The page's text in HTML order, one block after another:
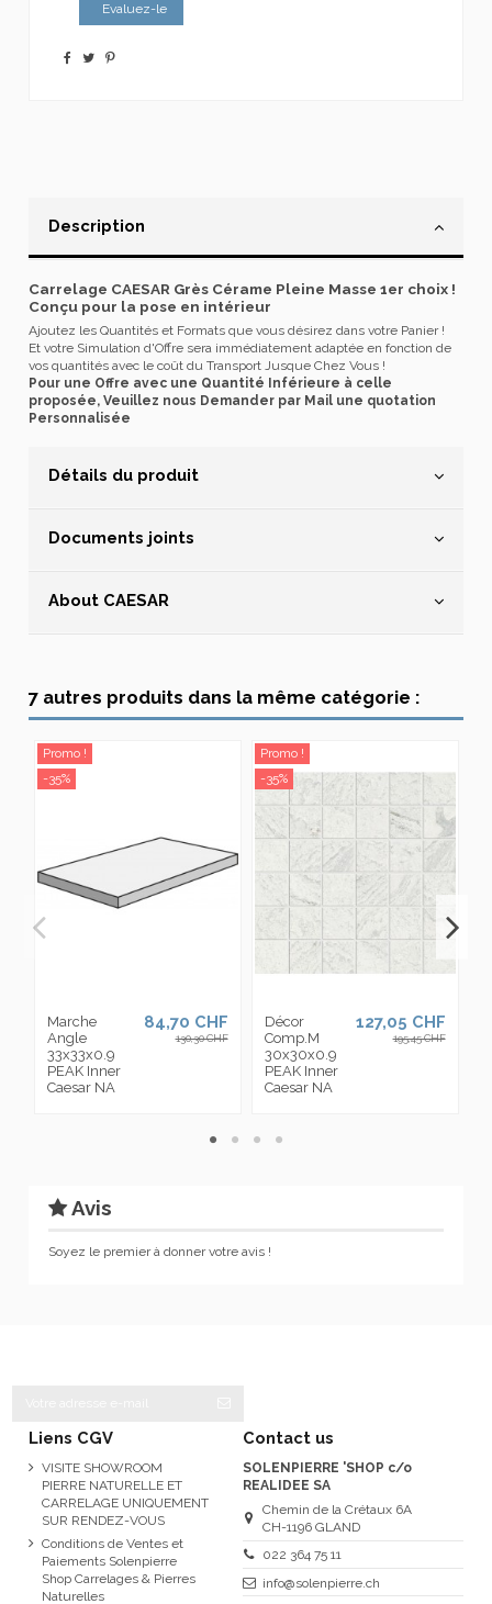
Evaluez-le
Description
Carrelage CAESAR Grès Cérame Pleine Masse 1er choix !
Conçu pour la pose en intérieur
Ajoutez les Quantités et Formats que vous désirez dans votre Panier !
Et votre Simulation d'Offre sera immédiatement adaptée en fonction de
vos quantités avec le coût du Transport Jusque Chez Vous !
Pour une Offre avec une Quantité Inférieure à celle
proposée, Veuillez nous Demander par Mail une quotation
Personnalisée
Détails du produit
Documents joints
About CAESAR
7 autres produits dans la même catégorie :
Promo !
-35%
Marche
Angle
33x33x0.9
PEAK Inner
Caesar NA
84,70 CHF
130,30 CHF
Promo !
-35%
Décor
Comp.M
30x30x0.9
PEAK Inner
Caesar NA
127,05 CHF
195,45 CHF
Avis
Soyez le premier à donner votre avis !
Liens CGV
VISITE SHOWROOM
PIERRE NATURELLE ET
CARRELAGE UNIQUEMENT
SUR RENDEZ-VOUS
Conditions de Ventes et
Paiements Solenpierre
Shop Carrelages & Pierres
Naturelles
Contact us
SOLENPIERRE 'SHOP c/o
REALIDEE SA
Chemin de la Crétaux 6A
CH-1196 GLAND
022 364 75 11
info@solenpierre.ch